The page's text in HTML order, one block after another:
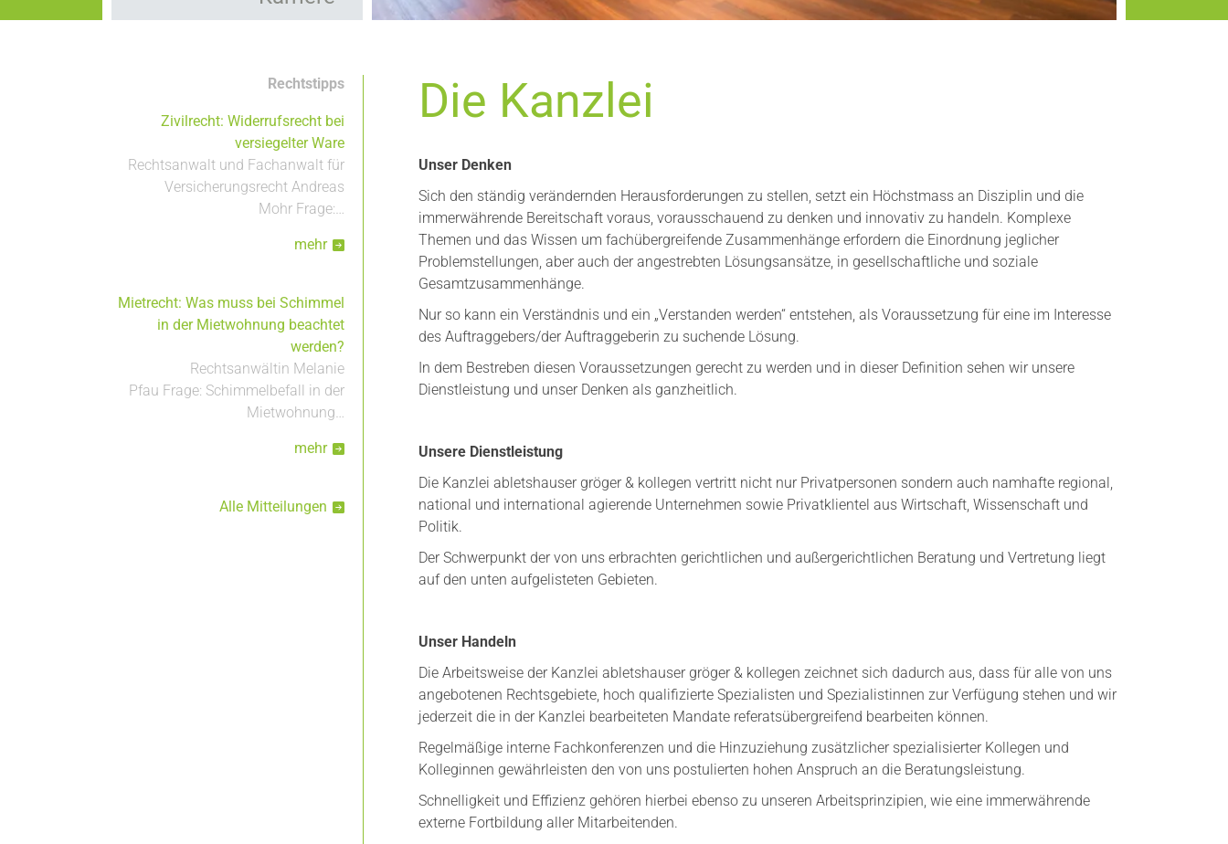
Kooperationen
Rechtstipps
Zivilrecht: Widerrufsrecht bei
versiegelter Ware
Rechtsanwalt und Fachanwalt für
Versicherungsrecht Andreas
Mohr Frage:…
mehr
Mietrecht: Was muss bei Schimmel
in der Mietwohnung beachtet
werden?
Rechtsanwältin Melanie
Pfau Frage: Schimmelbefall in der
Mietwohnung…
mehr
Alle Mitteilungen
Die Kanzlei
Unser Denken
Sich den ständig verändernden Herausforderungen zu stellen, setzt ein Höchstmass an Disziplin und die
immerwährende Bereitschaft voraus, vorausschauend zu denken und innovativ zu handeln. Komplexe
Themen und das Wissen um fachübergreifende Zusammenhänge erfordern die Einordnung jeglicher
Problemstellungen, aber auch der angestrebten Lösungsansätze, in gesellschaftliche und soziale
Gesamtzusammenhänge.
Nur so kann ein Verständnis und ein „Verstanden werden“ entstehen, als Voraussetzung für eine im Interesse
des Auftraggebers/der Auftraggeberin zu suchende Lösung.
In dem Bestreben diesen Voraussetzungen gerecht zu werden und in dieser Definition sehen wir unsere
Dienstleistung und unser Denken als ganzheitlich.
Unsere Dienstleistung
Die Kanzlei abletshauser gröger & kollegen vertritt nicht nur Privatpersonen sondern auch namhafte regional,
national und international agierende Unternehmen sowie Privatklientel aus Wirtschaft, Wissenschaft und
Politik.
Der Schwerpunkt der von uns erbrachten gerichtlichen und außergerichtlichen Beratung und Vertretung liegt
auf den unten aufgelisteten Gebieten.
Unser Handeln
Die Arbeitsweise der Kanzlei abletshauser gröger & kollegen zeichnet sich dadurch aus, dass für alle von uns
angebotenen Rechtsgebiete, hoch qualifizierte Spezialisten und Spezialistinnen zur Verfügung stehen und wir
jederzeit die in der Kanzlei bearbeiteten Mandate referatsübergreifend bearbeiten können.
Regelmäßige interne Fachkonferenzen und die Hinzuziehung zusätzlicher spezialisierter Kollegen und
Kolleginnen gewährleisten den von uns postulierten hohen Anspruch an die Beratungsleistung.
Schnelligkeit und Effizienz gehören hierbei ebenso zu unseren Arbeitsprinzipien, wie eine immerwährende
externe Fortbildung aller Mitarbeitenden.